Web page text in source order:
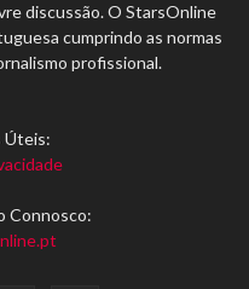
discussão. O StarsOnline
cumprindo as normas
profissional.
Úteis:
Connosco: